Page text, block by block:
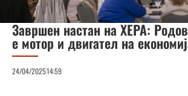
Завршен настан на ХЕРА:
е мотор и двигател на
24/04/202514:59